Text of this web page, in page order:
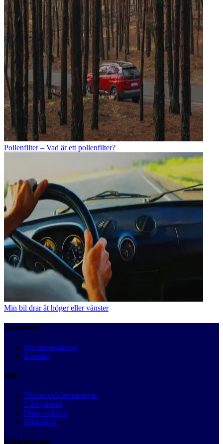
Pollenfilter – Vad är ett pollenfilter?
Min bil drar åt höger eller vänster
Autobutler
Om autobutler.se
Kontakt
Info
*Priser och besparingar
3 års garanti
Hitta verkstad
Bilmärken
Bilrådgivning